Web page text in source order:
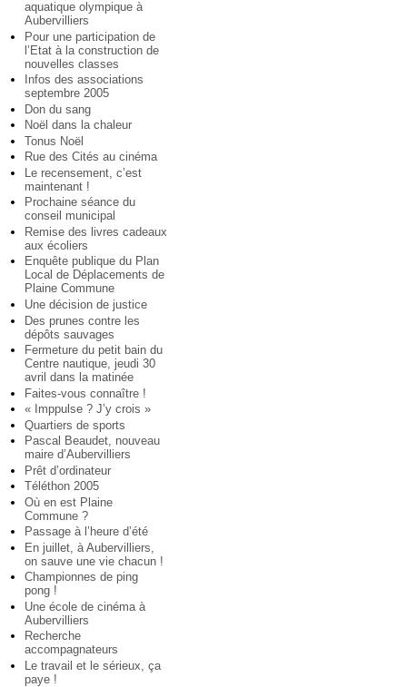
aquatique olympique à
Aubervilliers
Pour une participation de
l’Etat à la construction de
nouvelles classes
Infos des associations
septembre 2005
Don du sang
Noël dans la chaleur
Tonus Noël
Rue des Cités au cinéma
Le recensement, c’est
maintenant !
Prochaine séance du
conseil municipal
Remise des livres cadeaux
aux écoliers
Enquête publique du Plan
Local de Déplacements de
Plaine Commune
Une décision de justice
Des prunes contre les
dépôts sauvages
Fermeture du petit bain du
Centre nautique, jeudi 30
avril dans la matinée
Faites-vous connaître !
« Imppulse ? J’y crois »
Quartiers de sports
Pascal Beaudet, nouveau
maire d’Aubervilliers
Prêt d’ordinateur
Téléthon 2005
Où en est Plaine
Commune ?
Passage à l’heure d’été
En juillet, à Aubervilliers,
on sauve une vie chacun !
Championnes de ping
pong !
Une école de cinéma à
Aubervilliers
Recherche
accompagnateurs
Le travail et le sérieux, ça
paye !